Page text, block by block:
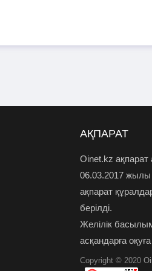
АҚПАРАТ
Oinet.kz ақпарат
06.03.2017
ақпарат
берілді.
Желілік
асқандарға
Copyright © 2020